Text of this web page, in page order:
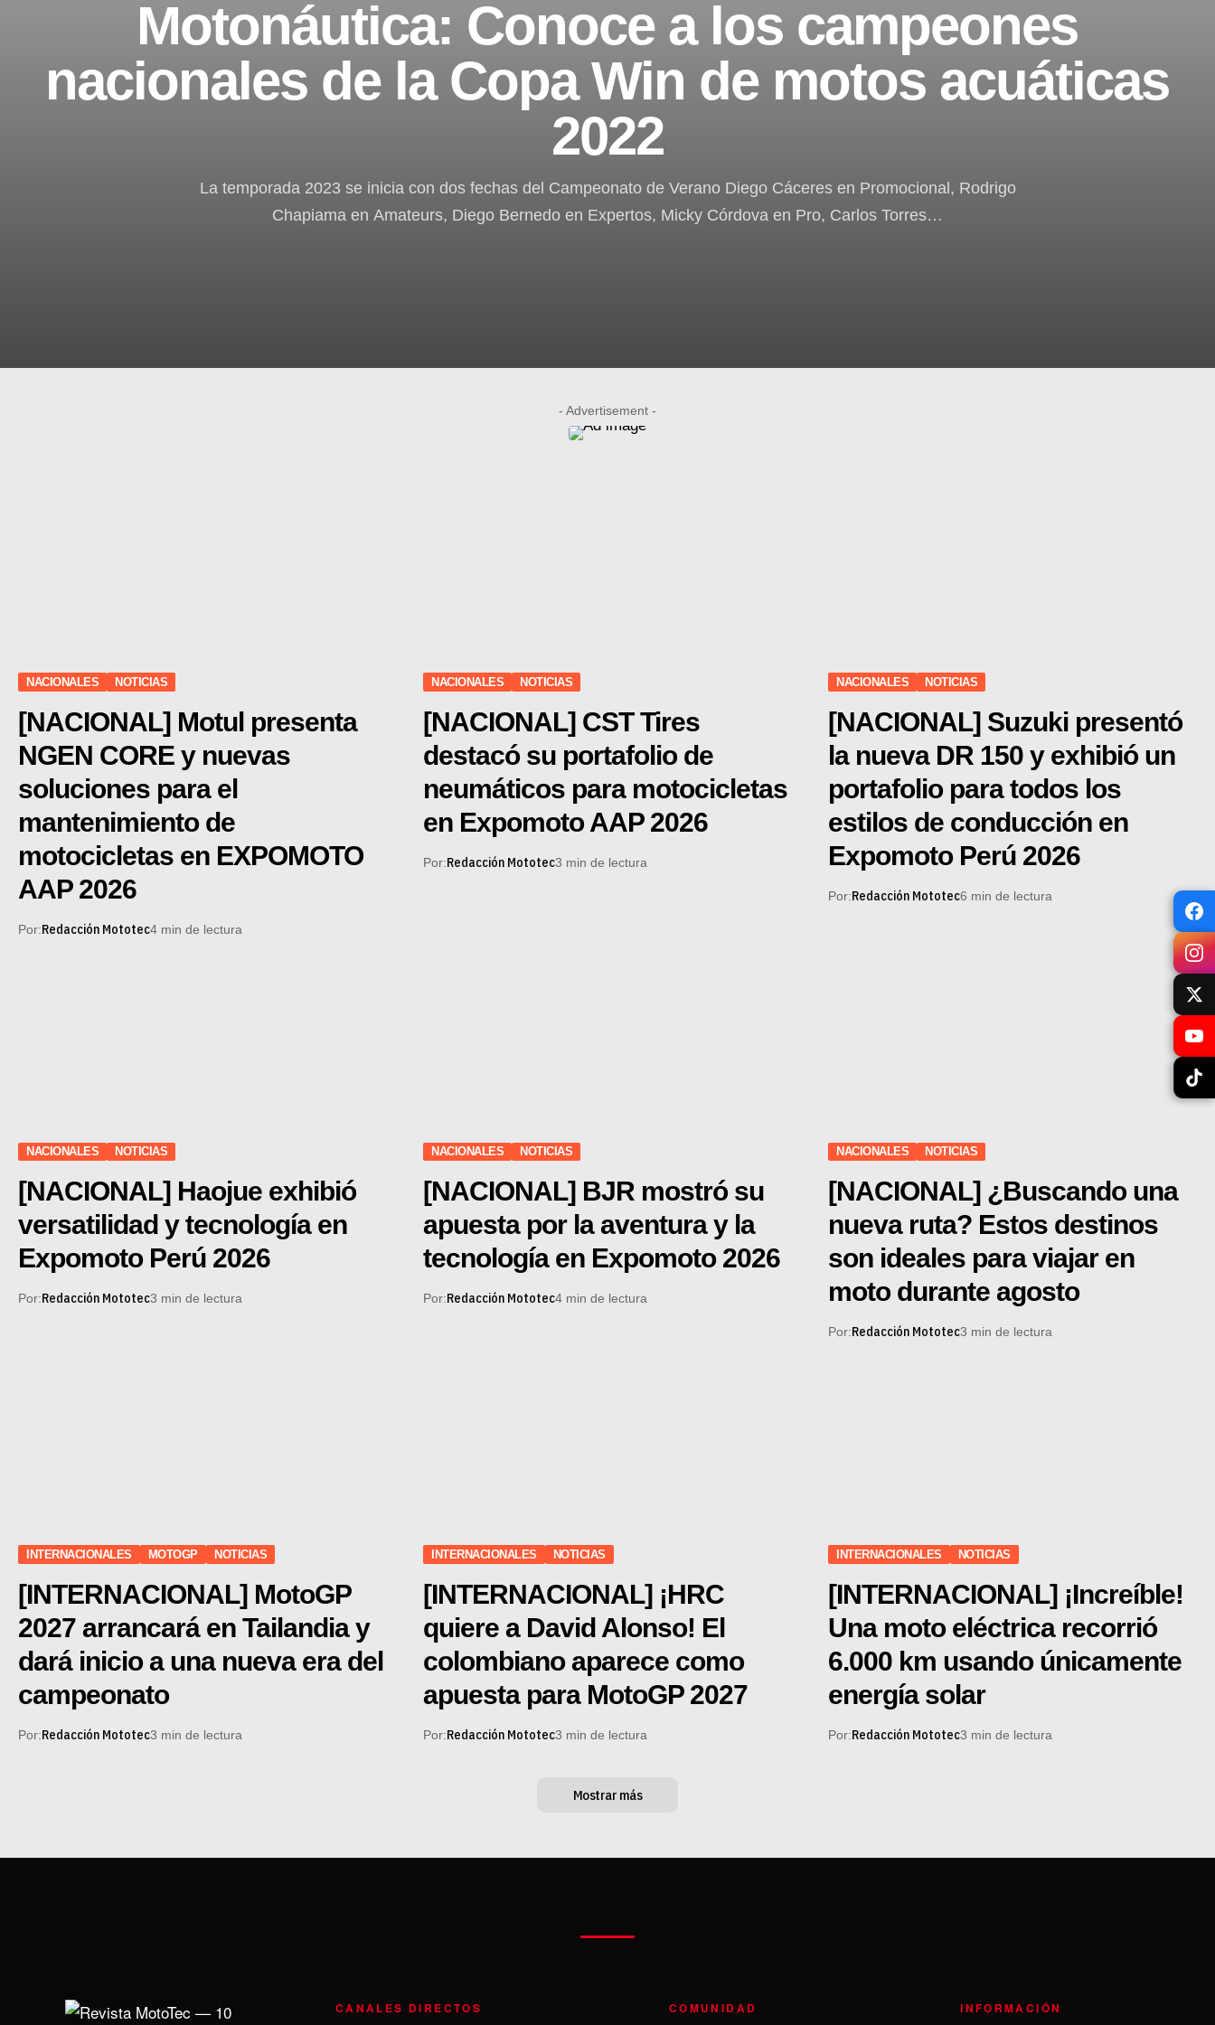
Motonáutica: Conoce a los campeones
nacionales de la Copa Win de motos acuáticas
2022
La temporada 2023 se inicia con dos fechas del Campeonato de Verano Diego Cáceres en Promocional, Rodrigo
Chapiama en Amateurs, Diego Bernedo en Expertos, Micky Córdova en Pro, Carlos Torres…
- Advertisement -
NACIONALES NOTICIAS
[NACIONAL] Motul presenta
NGEN CORE y nuevas
soluciones para el
mantenimiento de
motocicletas en EXPOMOTO
AAP 2026
Por:Redacción Mototec4 min de lectura
NACIONALES NOTICIAS
[NACIONAL] CST Tires
destacó su portafolio de
neumáticos para motocicletas
en Expomoto AAP 2026
Por:Redacción Mototec3 min de lectura
NACIONALES NOTICIAS
[NACIONAL] Suzuki presentó
la nueva DR 150 y exhibió un
portafolio para todos los
estilos de conducción en
Expomoto Perú 2026
Por:Redacción Mototec6 min de lectura
NACIONALES NOTICIAS
[NACIONAL] Haojue exhibió
versatilidad y tecnología en
Expomoto Perú 2026
Por:Redacción Mototec3 min de lectura
NACIONALES NOTICIAS
[NACIONAL] BJR mostró su
apuesta por la aventura y la
tecnología en Expomoto 2026
Por:Redacción Mototec4 min de lectura
NACIONALES NOTICIAS
[NACIONAL] ¿Buscando una
nueva ruta? Estos destinos
son ideales para viajar en
moto durante agosto
Por:Redacción Mototec3 min de lectura
INTERNACIONALES MOTOGP NOTICIAS
[INTERNACIONAL] MotoGP
2027 arrancará en Tailandia y
dará inicio a una nueva era del
campeonato
Por:Redacción Mototec3 min de lectura
INTERNACIONALES NOTICIAS
[INTERNACIONAL] ¡HRC
quiere a David Alonso! El
colombiano aparece como
apuesta para MotoGP 2027
Por:Redacción Mototec3 min de lectura
INTERNACIONALES NOTICIAS
[INTERNACIONAL] ¡Increíble!
Una moto eléctrica recorrió
6.000 km usando únicamente
energía solar
Por:Redacción Mototec3 min de lectura
Mostrar más
CANALES DIRECTOS COMUNIDAD INFORMACIÓN